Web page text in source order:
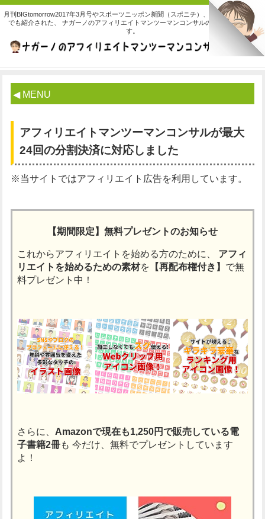
月刊BIGtomorrow2017年3月号やスポーツニッポン新聞（スポニチ）、デイリースポーツ
でも紹介された、 ナガーノのアフィリエイトマンツーマンコンサルの詳しいご案内で
す。
◀ MENU
アフィリエイトマンツーマンコンサルが最大
24回の分割決済に対応しました
※当サイトではアフィリエイト広告を利用しています。
【期間限定】無料プレゼントのお知らせ
これからアフィリエイトを始める方のために、
アフィ
リエイトを始めるための素材を 【再配布権付き】 で無
料プレゼント中！
さらに、 Amazonで現在も1,250円で販売している電
子書籍2冊も 今だけ、無料でプレゼントしています
よ！